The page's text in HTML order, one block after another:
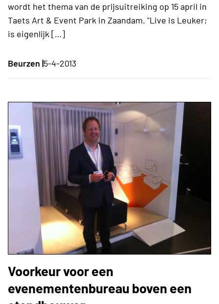
wordt het thema van de prijsuitreiking op 15 april in
Taets Art & Event Park in Zaandam. "Live is Leuker;
is eigenlijk […]
Beurzen |5-4-2013
Voorkeur voor een
evenementenbureau boven een